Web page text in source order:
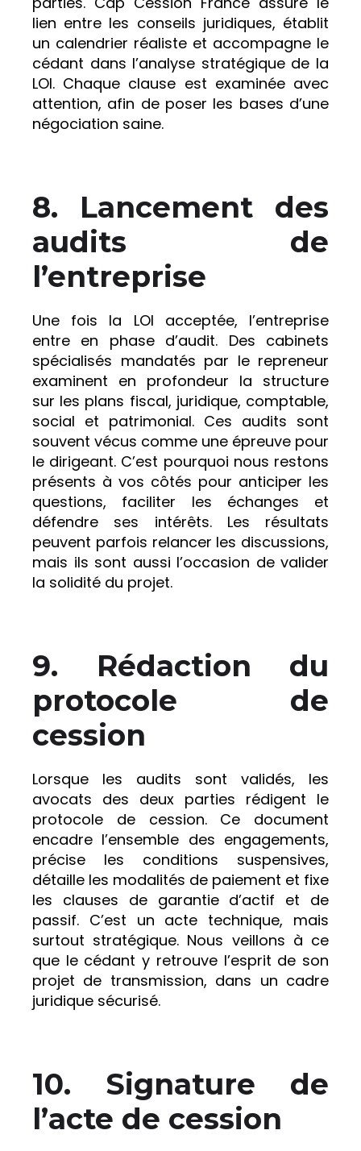
lien entre les conseils juridiques, établit
un calendrier réaliste et accompagne le
cédant dans l’analyse stratégique de la
LOI. Chaque clause est examinée avec
attention, afin de poser les bases d’une
négociation saine.
8. Lancement des
audits de
l’entreprise
Une fois la LOI acceptée, l’entreprise
entre en phase d’audit. Des cabinets
spécialisés mandatés par le repreneur
examinent en profondeur la structure
sur les plans fiscal, juridique, comptable,
social et patrimonial. Ces audits sont
souvent vécus comme une épreuve pour
le dirigeant. C’est pourquoi nous restons
présents à vos côtés pour anticiper les
questions, faciliter les échanges et
défendre ses intérêts. Les résultats
peuvent parfois relancer les discussions,
mais ils sont aussi l’occasion de valider
la solidité du projet.
9. Rédaction du
protocole de
cession
Lorsque les audits sont validés, les
avocats des deux parties rédigent le
protocole de cession. Ce document
encadre l’ensemble des engagements,
précise les conditions suspensives,
détaille les modalités de paiement et fixe
les clauses de garantie d’actif et de
passif. C’est un acte technique, mais
surtout stratégique. Nous veillons à ce
que le cédant y retrouve l’esprit de son
projet de transmission, dans un cadre
juridique sécurisé.
10. Signature de
l’acte de cession